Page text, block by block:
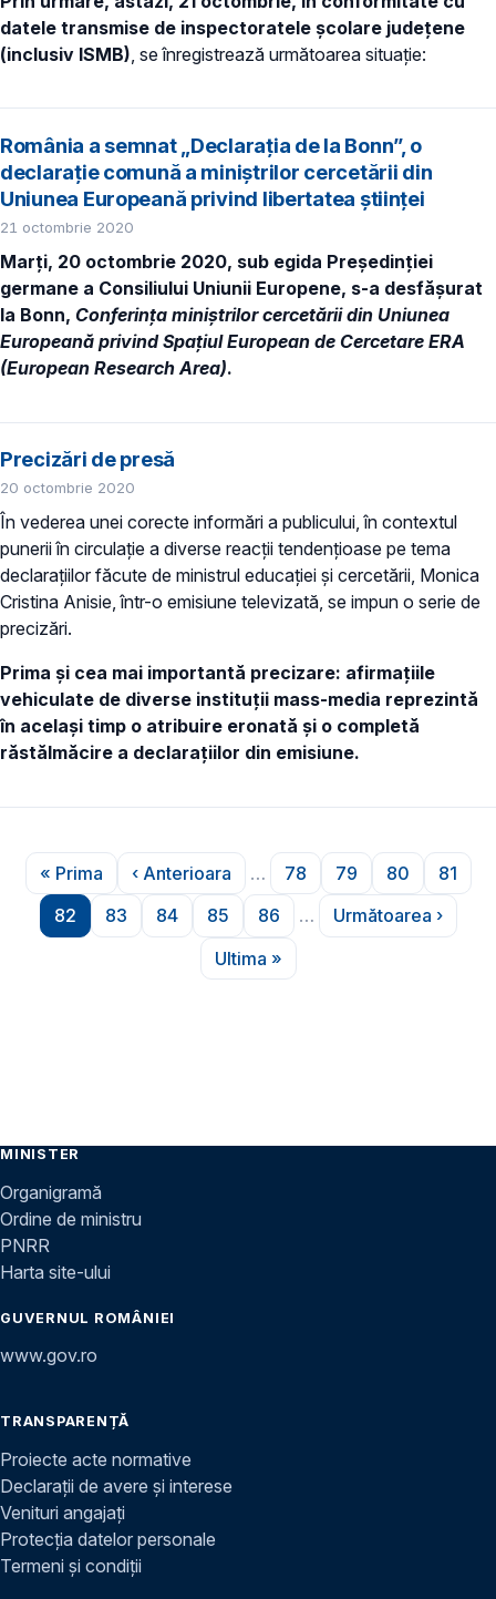
datele transmise de inspectoratele școlare județene
(inclusiv ISMB) , se înregistrează următoarea situație:
România a semnat „Declarația de la Bonn”, o
declarație comună a miniștrilor cercetării din
Uniunea Europeană privind libertatea științei
21 octombrie 2020
Marți, 20 octombrie 2020, sub egida Președinției
germane a Consiliului Uniunii Europene, s-a desfășurat
la Bonn, Conferința miniștrilor cercetării din Uniunea
Europeană privind Spațiul European de Cercetare ERA
(European Research Area).
Precizări de presă
20 octombrie 2020
În vederea unei corecte informări a publicului, în contextul
punerii în circulație a diverse reacții tendențioase pe tema
declarațiilor făcute de ministrul educației și cercetării, Monica
Cristina Anisie, într-o emisiune televizată, se impun o serie de
precizări.
Prima și cea mai importantă precizare: afirmațiile
vehiculate de diverse instituții mass-media reprezintă
în același timp o atribuire eronată și o completă
răstălmăcire a declarațiilor din emisiune.
Paginare
Prima pagină
« Prima
Pagina anterioară
‹ Anterioara …
Pagina
78
Pagina
79
Pagina
80 81
Pagina
82
Pagina
83
Pagina
84
Pagina
85
Pagina
86 …
Pagina
Următoarea ›
Ultima pagină
Ultima »
MINISTER
Organigramă
Ordine de ministru
PNRR
Harta site-ului
GUVERNUL ROMÂNIEI
www.gov.ro
TRANSPARENȚĂ
Proiecte acte normative
Declarații de avere și interese
Venituri angajați
Protecția datelor personale
Termeni și condiții